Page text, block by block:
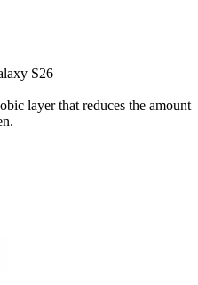
S26
layer that reduces the amount